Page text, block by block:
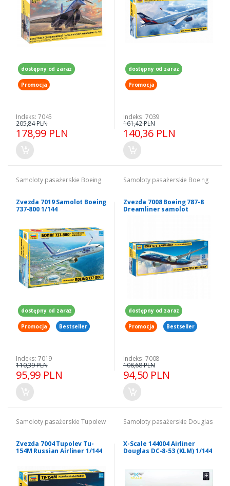
dostępny od zaraz
Promocja
Indeks: 7045
178,99 PLN
205,84 PLN
dostępny od zaraz
Promocja
Indeks: 7039
140,36 PLN
161,42 PLN
Samoloty pasażerskie Boeing
Zvezda 7019 Samolot Boeing
737-800 1/144
dostępny od zaraz
Promocja Bestseller
Indeks: 7019
95,99 PLN
110,39 PLN
Samoloty pasażerskie Boeing
Zvezda 7008 Boeing 787-8
Dreamliner samolot
dostępny od zaraz
Promocja Bestseller
Indeks: 7008
94,50 PLN
108,68 PLN
Samoloty pasażerskie Tupolew
Zvezda 7004 Tupolev Tu-
154M Russian Airliner 1/144
Samoloty pasażerskie Douglas
X-Scale 144004 Airliner
Douglas DC-8-53 (KLM) 1/144